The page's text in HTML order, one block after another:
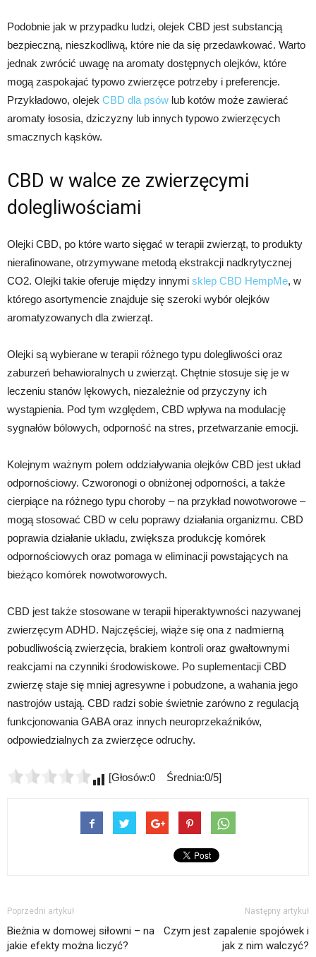
Podobnie jak w przypadku ludzi, olejek CBD jest substancją
bezpieczną, nieszkodliwą, które nie da się przedawkować. Warto
jednak zwrócić uwagę na aromaty dostępnych olejków, które
mogą zaspokajać typowo zwierzęce potrzeby i preferencje.
Przykładowo, olejek CBD dla psów lub kotów może zawierać
aromaty łososia, dziczyzny lub innych typowo zwierzęcych
smacznych kąsków.
CBD w walce ze zwierzęcymi
dolegliwościami
Olejki CBD, po które warto sięgać w terapii zwierząt, to produkty
nierafinowane, otrzymywane metodą ekstrakcji nadkrytycznej
CO2. Olejki takie oferuje między innymi sklep CBD HempMe, w
którego asortymencie znajduje się szeroki wybór olejków
aromatyzowanych dla zwierząt.
Olejki są wybierane w terapii różnego typu dolegliwości oraz
zaburzeń behawioralnych u zwierząt. Chętnie stosuje się je w
leczeniu stanów lękowych, niezależnie od przyczyny ich
wystąpienia. Pod tym względem, CBD wpływa na modulację
sygnałów bólowych, odporność na stres, przetwarzanie emocji.
Kolejnym ważnym polem oddziaływania olejków CBD jest układ
odpornościowy. Czworonogi o obniżonej odporności, a także
cierpiące na różnego typu choroby – na przykład nowotworowe –
mogą stosować CBD w celu poprawy działania organizmu. CBD
poprawia działanie układu, zwiększa produkcję komórek
odpornościowych oraz pomaga w eliminacji powstających na
bieżąco komórek nowotworowych.
CBD jest także stosowane w terapii hiperaktywności nazywanej
zwierzęcym ADHD. Najczęściej, wiąże się ona z nadmierną
pobudliwością zwierzęcia, brakiem kontroli oraz gwałtownymi
reakcjami na czynniki środowiskowe. Po suplementacji CBD
zwierzę staje się mniej agresywne i pobudzone, a wahania jego
nastrojów ustają. CBD radzi sobie świetnie zarówno z regulacją
funkcjonowania GABA oraz innych neuroprzekaźników,
odpowiedzialnych za zwierzęce odruchy.
[Głosów:0 Średnia:0/5]
Poprzedni artykuł
Bieżnia w domowej siłowni – na
jakie efekty można liczyć?
Następny artykuł
Czym jest zapalenie spojówek i
jak z nim walczyć?